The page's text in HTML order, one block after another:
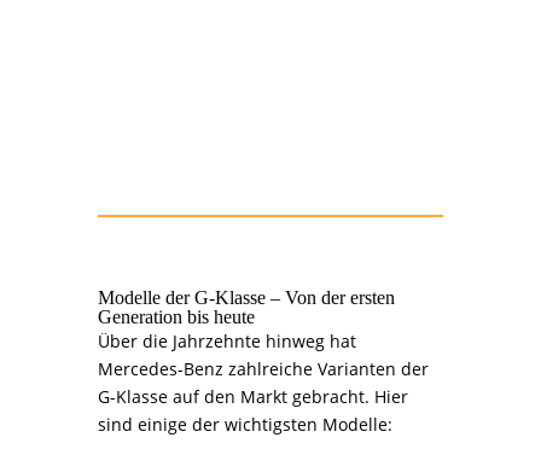
Modelle der G-Klasse – Von der ersten
Generation bis heute
Über die Jahrzehnte hinweg hat
Mercedes-Benz zahlreiche Varianten der
G-Klasse auf den Markt gebracht. Hier
sind einige der wichtigsten Modelle: